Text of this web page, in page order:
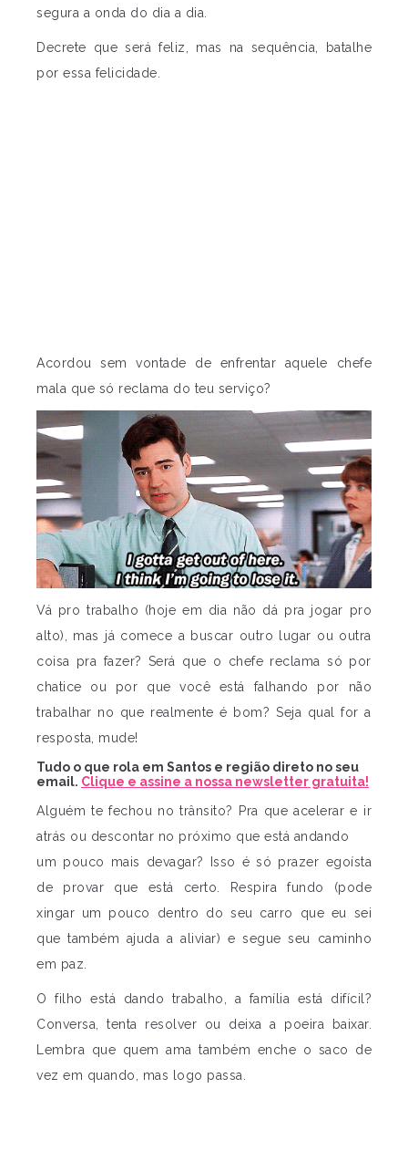
segura a onda do dia a dia.
Decrete que será feliz, mas na sequência, batalhe
por essa felicidade.
Acordou sem vontade de enfrentar aquele chefe
mala que só reclama do teu serviço?
Vá pro trabalho (hoje em dia não dá pra jogar pro
alto), mas já comece a buscar outro lugar ou outra
coisa pra fazer? Será que o chefe reclama só por
chatice ou por que você está falhando por não
trabalhar no que realmente é bom? Seja qual for a
resposta, mude!
Tudo o que rola em Santos e região direto no seu
email. Clique e assine a nossa newsletter gratuita!
Alguém te fechou no trânsito? Pra que acelerar e ir
atrás ou descontar no próximo que está andando
um pouco mais devagar? Isso é só prazer egoísta
de provar que está certo. Respira fundo (pode
xingar um pouco dentro do seu carro que eu sei
que também ajuda a aliviar) e segue seu caminho
em paz.
O filho está dando trabalho, a família está difícil?
Conversa, tenta resolver ou deixa a poeira baixar.
Lembra que quem ama também enche o saco de
vez em quando, mas logo passa.